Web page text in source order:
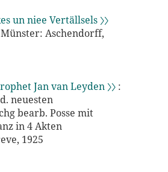
un niee Vertällsels 〉〉
Aschendorff,
Jan van Leyden 〉〉 :
neuesten
bearb. Posse mit
in 4 Akten
1925